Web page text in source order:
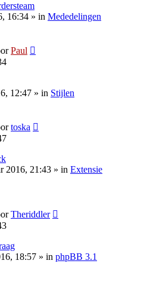
16:34 » in Mededelingen
Paul
12:47 » in Stijlen
toska
2016, 21:43 » in Extensie
Theriddler
18:57 » in phpBB 3.1